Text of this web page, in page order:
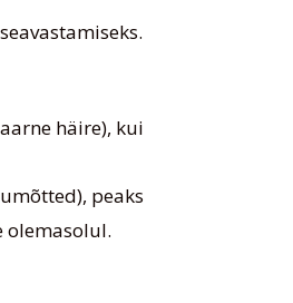
häire), kui
peaks
olemasolul.